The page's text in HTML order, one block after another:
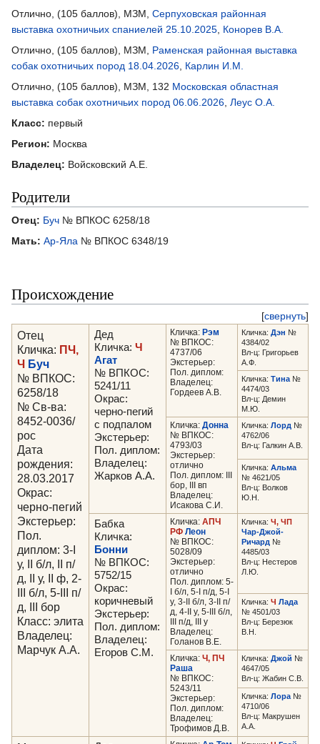
Отлично, (105 баллов), МЗМ, Серпуховская районная
выставка охотничьих спаниелей 25.10.2025 Конорев В.А.
Отлично, (105 баллов), МЗМ, Раменская районная выставка
собак охотничьих пород 18.04.2026 Карлин И.М.
Отлично, (105 баллов), МЗМ, 132 Московская областная
выставка собак охотничьих пород 06.06.2026 Леус О.А.
Класс: первый
Регион: Москва
Владелец: Войсковский А.Е.
Родители
Отец: Буч № ВПКОС 6258/18
Мать: Ар-Яла № ВПКОС 6348/19
Происхождение
[свернуть]
Отец
Кличка: ПЧ,
Ч Буч
№ ВПКОС:
6258/18
№ Св-ва:
8452-0036/
рос
Дата
рождения:
28.03.2017
Окрас:
черно-пегий
Экстерьер:
Пол.
диплом: 3-I
у, II б/л, II п/
д, II у, II ф, 2-
III б/л, 5-III п/
д, III бор
Класс: элита
Владелец:
Марчук А.А.
Дед
Кличка: Ч
Агат
№ ВПКОС:
5241/11
Окрас:
черно-пегий
с подпалом
Экстерьер:
Пол. диплом:
Владелец:
Жарков А.А.
Кличка: Рэм
№ ВПКОС:
4737/06
Экстерьер:
Пол. диплом:
Владелец:
Гордеев А.В.
Кличка: Дэн №
4384/02
Вл-ц: Григорьев
А.Ф.
Кличка: Тина №
4474/03
Вл-ц: Демин
М.Ю.
Кличка: Донна
№ ВПКОС:
4793/03
Экстерьер:
отлично
Пол. диплом: III
бор, III вп
Владелец:
Исакова С.И.
Кличка: Лорд №
4762/06
Вл-ц: Галкин А.В.
Кличка: Альма
№ 4621/05
Вл-ц: Волков
Ю.Н.
Бабка
Кличка:
Бонни
№ ВПКОС:
5752/15
Окрас:
коричневый
Экстерьер:
Пол. диплом:
Владелец:
Егоров С.М.
Кличка: АПЧ
РФ Леон
№ ВПКОС:
5028/09
Экстерьер:
отлично
Пол. диплом: 5-
I б/л, 5-I п/д, 5-I
у, 3-II б/л, 3-II п/
д, 4-II у, 5-III б/л,
III п/д, III у
Владелец:
Голанов В.Е.
Кличка: Ч, ЧП
Чар-Джой-
Ричард №
4485/03
Вл-ц: Нестеров
Л.Ю.
Кличка: Ч Лада
№ 4501/03
Вл-ц: Березюк
В.Н.
Кличка: Ч, ПЧ
Раша
№ ВПКОС:
5243/11
Экстерьер:
Пол. диплом:
Владелец:
Трофимов Д.В.
Кличка: Джой №
4647/05
Вл-ц: Жабин С.В.
Кличка: Лора №
4710/06
Вл-ц: Макрушен
А.А.